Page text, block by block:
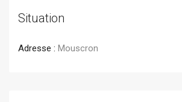
Situation
Adresse : Mouscron